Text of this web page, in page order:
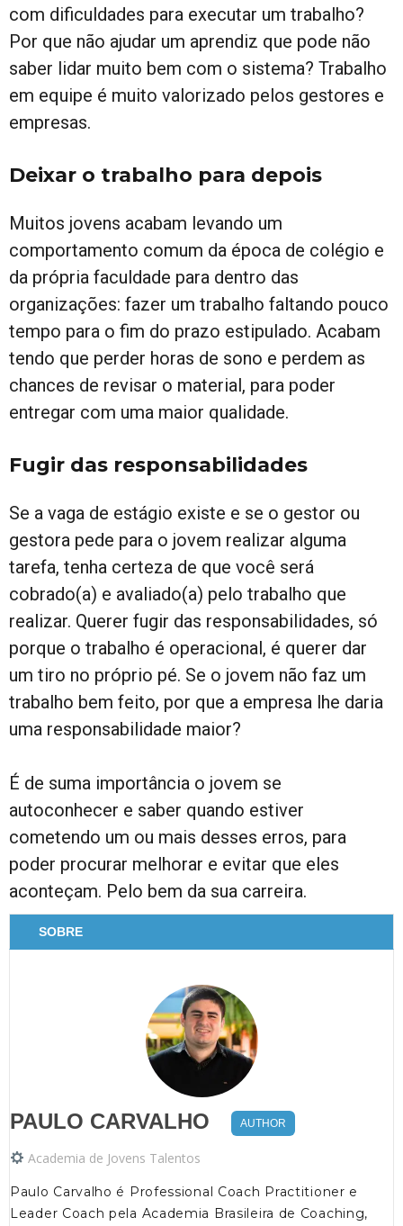
com dificuldades para executar um trabalho?
Por que não ajudar um aprendiz que pode não
saber lidar muito bem com o sistema? Trabalho
em equipe é muito valorizado pelos gestores e
empresas.
Deixar o trabalho para depois
Muitos jovens acabam levando um
comportamento comum da época de colégio e
da própria faculdade para dentro das
organizações: fazer um trabalho faltando pouco
tempo para o fim do prazo estipulado. Acabam
tendo que perder horas de sono e perdem as
chances de revisar o material, para poder
entregar com uma maior qualidade.
Fugir das responsabilidades
Se a vaga de estágio existe e se o gestor ou
gestora pede para o jovem realizar alguma
tarefa, tenha certeza de que você será
cobrado(a) e avaliado(a) pelo trabalho que
realizar. Querer fugir das responsabilidades, só
porque o trabalho é operacional, é querer dar
um tiro no próprio pé. Se o jovem não faz um
trabalho bem feito, por que a empresa lhe daria
uma responsabilidade maior?
É de suma importância o jovem se
autoconhecer e saber quando estiver
cometendo um ou mais desses erros, para
poder procurar melhorar e evitar que eles
aconteçam. Pelo bem da sua carreira.
SOBRE
PAULO CARVALHO AUTHOR
Academia de Jovens Talentos
Paulo Carvalho é Professional Coach Practitioner e
Leader Coach pela Academia Brasileira de Coaching,